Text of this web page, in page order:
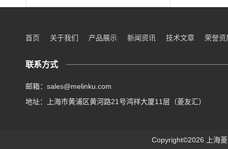
首页 关于我们 产品展示 新闻资讯 技术文章 荣誉资
联系方式
邮箱：sales@melinku.com
地址：上海市黄浦区黄河路21号鸿祥大厦11层（菱友汇）
Copyright©2026 上海